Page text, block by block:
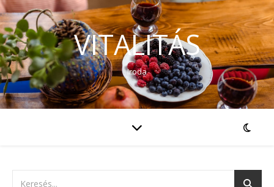
VITALITÁS
Iroda